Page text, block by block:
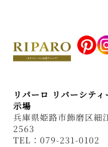
リパーロ リバーシティ
示場
兵庫県姫路市飾磨区細
2563
TEL：079-231-0102